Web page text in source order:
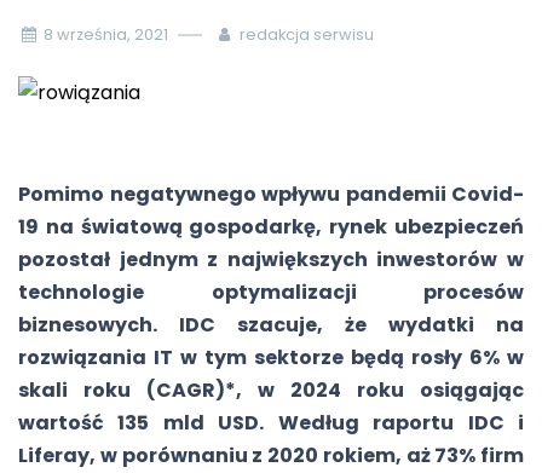
8 września, 2021 redakcja serwisu
Pomimo negatywnego wpływu pandemii Covid-
19 na światową gospodarkę, rynek ubezpieczeń
pozostał jednym z największych inwestorów w
technologie optymalizacji procesów
biznesowych. IDC szacuje, że wydatki na
rozwiązania IT w tym sektorze będą rosły 6% w
skali roku (CAGR)*, w 2024 roku osiągając
wartość 135 mld USD. Według raportu IDC i
Liferay, w porównaniu z 2020 rokiem, aż 73% firm